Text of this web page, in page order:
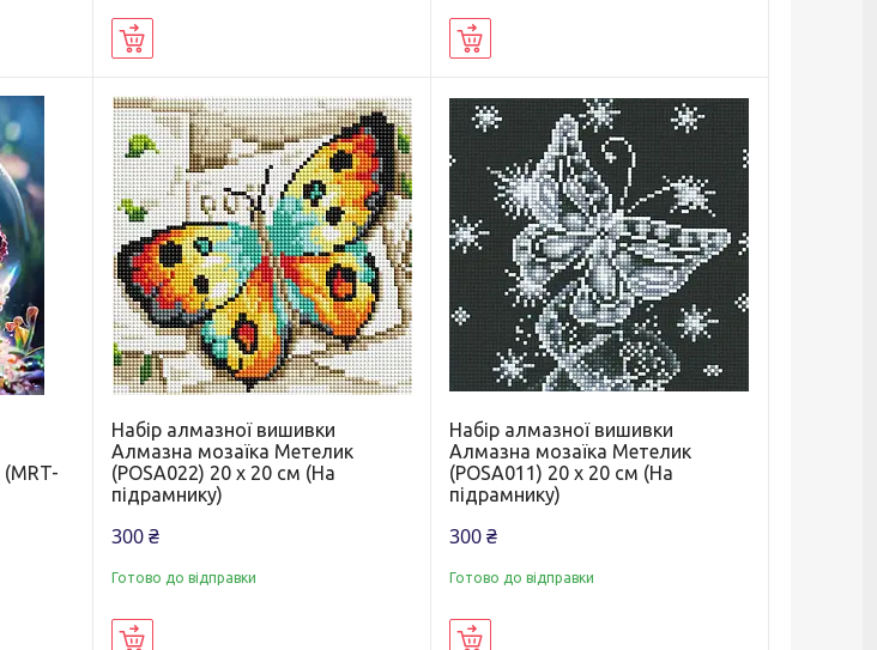
Набір алмазної вишивки
Алмазна мозаїка Метелик
(POSA022) 20 х 20 см (На
підрамнику)
300 ₴
Готово до відправки
Набір алмазної вишивки
Алмазна мозаїка Метелик
(POSA011) 20 х 20 см (На
підрамнику)
300 ₴
Готово до відправки